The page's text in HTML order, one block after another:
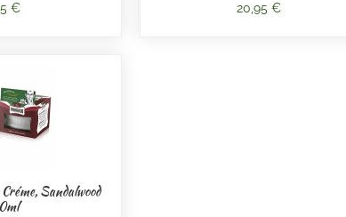
€ 20,95 €
Sandalwood